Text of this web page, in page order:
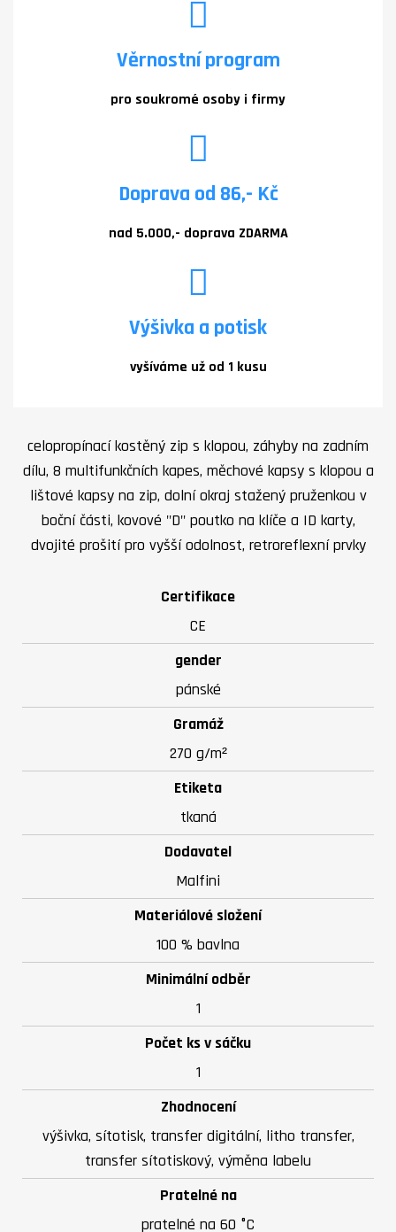
Věrnostní program
pro soukromé osoby i firmy
Doprava od 86,- Kč
nad 5.000,- doprava ZDARMA
Výšivka a potisk
vyšíváme už od 1 kusu
celopropínací kostěný zip s klopou, záhyby na zadním
dílu, 8 multifunkčních kapes, měchové kapsy s klopou a
lištové kapsy na zip, dolní okraj stažený pruženkou v
boční části, kovové "D" poutko na klíče a ID karty,
dvojité prošití pro vyšší odolnost, retroreflexní prvky
Certifikace
CE
gender
pánské
Gramáž
270 g/m²
Etiketa
tkaná
Dodavatel
Malfini
Materiálové složení
100 % bavlna
Minimální odběr
1
Počet ks v sáčku
1
Zhodnocení
výšivka, sítotisk, transfer digitální, litho transfer,
transfer sítotiskový, výměna labelu
Pratelné na
pratelné na 60 °C